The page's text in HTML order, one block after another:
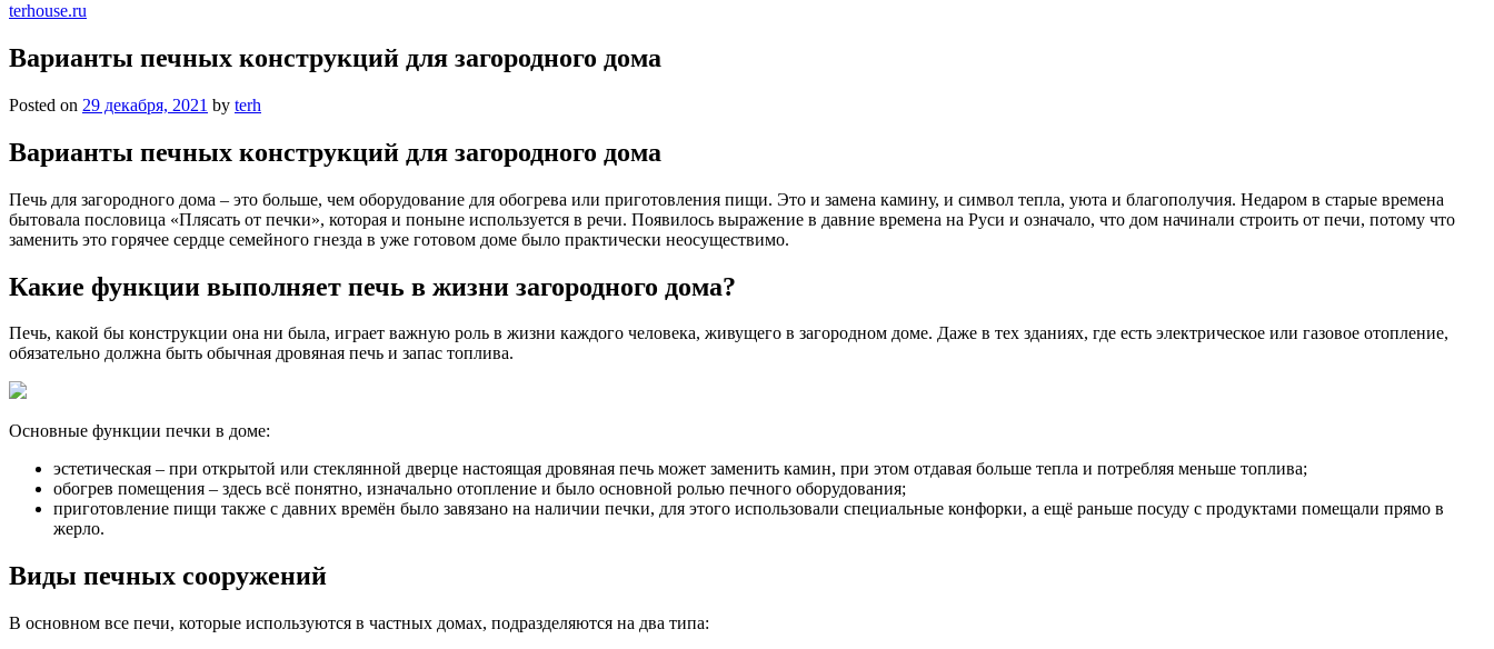
terhouse.ru
Варианты печных конструкций для загородного дома
Posted on 29 декабря, 2021 by terh
Варианты печных конструкций для загородного дома
Печь для загородного дома – это больше, чем оборудование для обогрева или приготовления пищи. Это и замена камину, и символ тепла, уюта и благополучия. Недаром в старые времена
бытовала пословица «Плясать от печки», которая и поныне используется в речи. Появилось выражение в давние времена на Руси и означало, что дом начинали строить от печи, потому что
заменить это горячее сердце семейного гнезда в уже готовом доме было практически неосуществимо.
Какие функции выполняет печь в жизни загородного дома?
Печь, какой бы конструкции она ни была, играет важную роль в жизни каждого человека, живущего в загородном доме. Даже в тех зданиях, где есть электрическое или газовое отопление,
обязательно должна быть обычная дровяная печь и запас топлива.
Основные функции печки в доме:
эстетическая – при открытой или стеклянной дверце настоящая дровяная печь может заменить камин, при этом отдавая больше тепла и потребляя меньше топлива;
обогрев помещения – здесь всё понятно, изначально отопление и было основной ролью печного оборудования;
приготовление пищи также с давних времён было завязано на наличии печки, для этого использовали специальные конфорки, а ещё раньше посуду с продуктами помещали прямо в
жерло.
Виды печных сооружений
В основном все печи, которые используются в частных домах, подразделяются на два типа: